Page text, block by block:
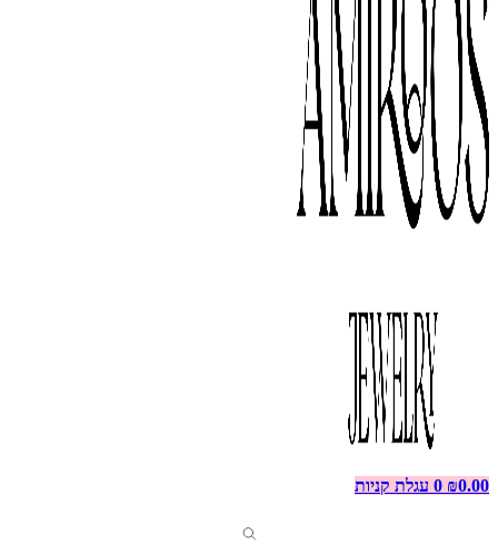
₪0.00
0 עגלת קניות